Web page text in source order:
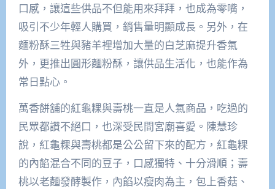
口感，讓這些供品不但能用來拜拜，也成為零嘴，
吸引不少年輕人購買，銷售量明顯成長。另外，在
麵粉酥三牲與豬羊裡增加大量的白芝麻提升香氣
外，更推出圓形麵粉酥，讓供品生活化，也能作為
常日點心。
萬香餅舖的紅龜粿與壽桃一直是人氣商品，吃過的
民眾都讚不絕口，也深受民間宮廟喜愛。陳慧珍
說，紅龜粿與壽桃都是公公留下來的配方，紅龜粿
的內餡混合不同的豆子，口感獨特、十分滑順；壽
桃以老麵發酵製作，內餡以瘦肉為主，包上香菇、